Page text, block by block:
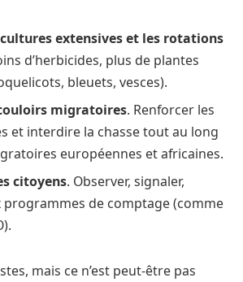
extensives et les rotations
d’herbicides, plus de plantes
bleuets, vesces).
migratoires. Renforcer les
et interdire la chasse tout au long
européennes et africaines.
citoyens. Observer, signaler,
de comptage (comme
mais ce n’est peut-être pas